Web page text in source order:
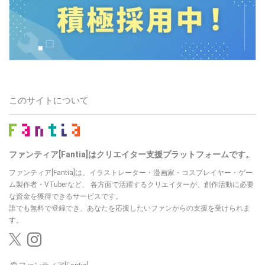
このサイトについて
ファンティア[Fantia]はクリエイター支援プラットフォームです。
ファンティア[Fantia]は、イラストレーター・漫画家・コスプレイヤー・ゲー
ム製作者・VTuberなど、
各方面で活躍するクリエイターが、創作活動に必要
な資金を獲得できるサービスです。
誰でも無料で登録でき、あなたを応援したいファンからの支援を受けられま
す。